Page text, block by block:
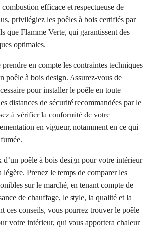
efficace et respectueuse de
privilégiez les poêles à bois certifiés par
que Flamme Verte, qui garantissent des
optimales.
en compte les contraintes techniques
poêle à bois design. Assurez-vous de
pour installer le poêle en toute
distances de sécurité recommandées par le
à vérifier la conformité de votre
en vigueur, notamment en ce qui
poêle à bois design pour votre intérieur
légère. Prenez le temps de comparer les
sur le marché, en tenant compte de
de chauffage, le style, la qualité et la
ces conseils, vous pourrez trouver le poêle
votre intérieur, qui vous apportera chaleur